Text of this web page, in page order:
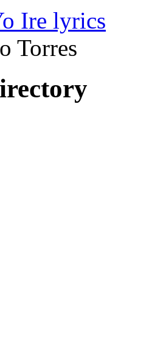
Ire lyrics
Torres